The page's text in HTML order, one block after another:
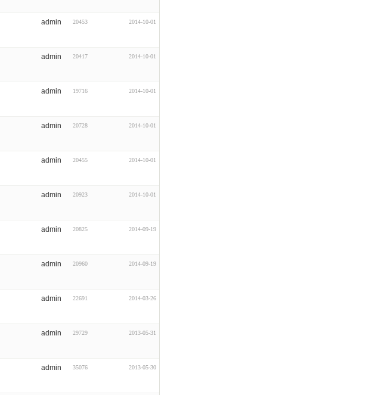
admin 20453 2014-10-01
admin 20417 2014-10-01
admin 19716 2014-10-01
admin 20728 2014-10-01
admin 20455 2014-10-01
admin 20923 2014-10-01
admin 20825 2014-09-19
admin 20960 2014-09-19
admin 22691 2014-03-26
admin 29729 2013-05-31
admin 35076 2013-05-30